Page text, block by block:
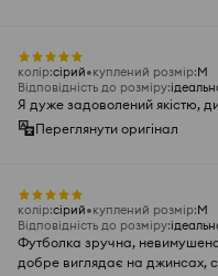
колір:сірий куплений розмір:M
Відповідність до розміру:
Я дуже задоволений якістю,
Переглянути оригінал
колір:сірий куплений розмір:M
Відповідність до розміру:
Футболка зручна,
добре виглядає на джинсах,